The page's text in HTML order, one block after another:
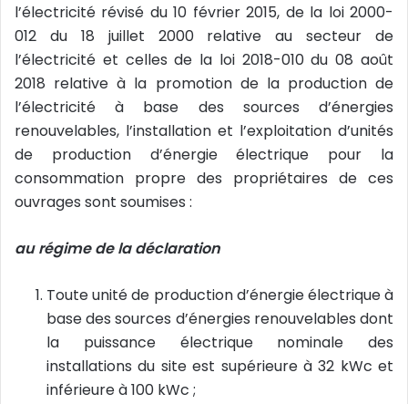
l’électricité révisé du 10 février 2015, de la loi 2000-
012 du 18 juillet 2000 relative au secteur de
l’électricité et celles de la loi 2018-010 du 08 août
2018 relative à la promotion de la production de
l’électricité à base des sources d’énergies
renouvelables, l’installation et l’exploitation d’unités
de production d’énergie électrique pour la
consommation propre des propriétaires de ces
ouvrages sont soumises :
au régime de la déclaration
Toute unité de production d’énergie électrique à
base des sources d’énergies renouvelables dont
la puissance électrique nominale des
installations du site est supérieure à 32 kWc et
inférieure à 100 kWc ;